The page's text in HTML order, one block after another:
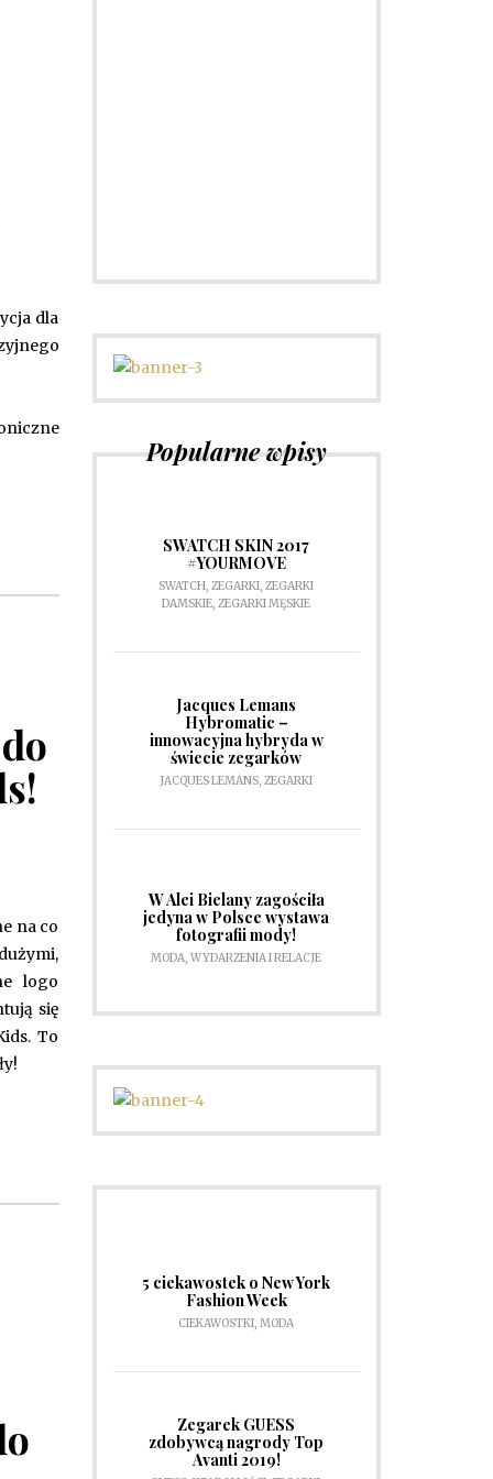
dla
na co
logo
się
To
Popularne wpisy
SWATCH SKIN 2017
#YOURMOVE
SWATCH,ZEGARKI,ZEGARKI
DAMSKIE,ZEGARKI MĘSKIE
Jacques Lemans
Hybromatic –
innowacyjna hybryda w
świecie zegarków
JACQUES LEMANS,ZEGARKI
W Alei Bielany zagościła
jedyna w Polsce wystawa
fotografii mody!
MODA,WYDARZENIA I RELACJE
5 ciekawostek o New York
Fashion Week
CIEKAWOSTKI,MODA
Zegarek GUESS
zdobywcą nagrody Top
Avanti 2019!